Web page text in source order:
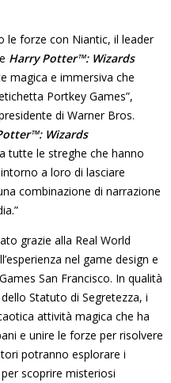
le forze con Niantic, il leader
Harry Potter™: Wizards
magica e immersiva che
Portkey Games”,
di Warner Bros.
Wizards
tutte le streghe che hanno
a loro di lasciare
combinazione di narrazione
grazie alla Real World
nel game design e
San Francisco. In qualità
Statuto di Segretezza, i
attività magica che ha
e unire le forze per risolvere
potranno esplorare i
scoprire misteriosi